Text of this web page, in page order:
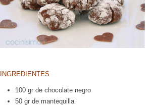
INGREDIENTES
100 gr de chocolate negro
50 gr de mantequilla